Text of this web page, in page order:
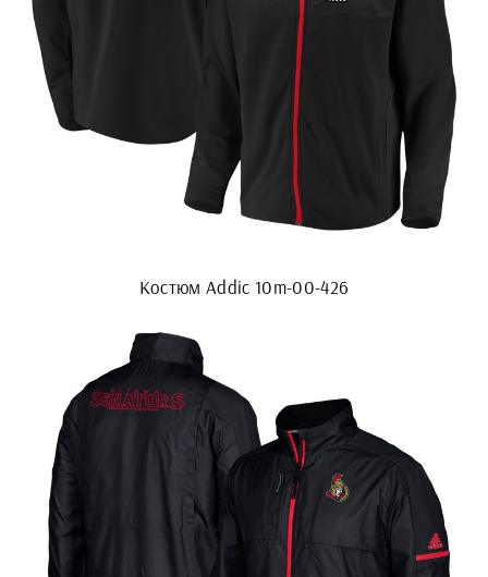
Костюм Addic 10m-00-426